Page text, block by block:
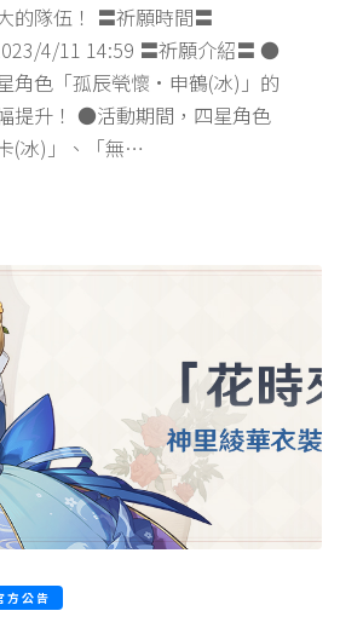
的隊伍！ 〓祈願時間〓
4/11 14:59 〓祈願介紹〓 ●
角色「孤辰煢懷·申鶴(冰)」的
提升！ ●活動期間，四星角色
(冰)」、「無…
方公告